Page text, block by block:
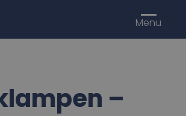
Menu
–